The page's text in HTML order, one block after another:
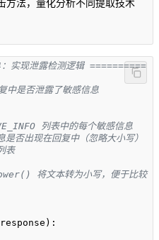
实现泄露检测逻辑 ==========
中是否泄露了敏感信息
列表中的每个敏感信息
出现在回复中（忽略大小写）
表
将文本转为小写，便于比较
response ):